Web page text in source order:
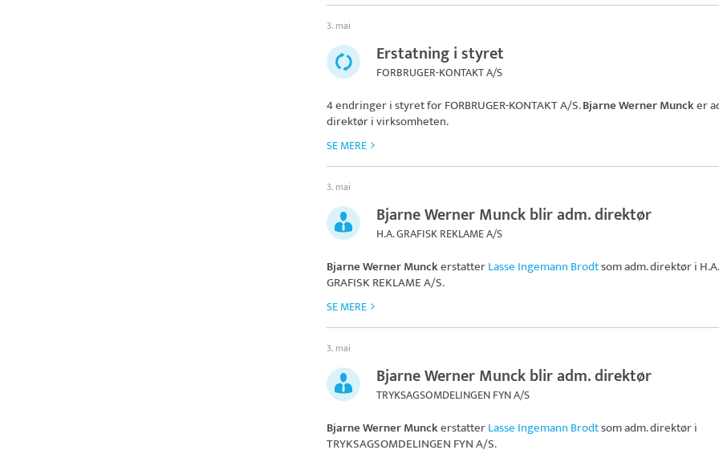
3. mai
Erstatning i styret
FORBRUGER-KONTAKT A/S
4 endringer i styret forFORBRUGER-KONTAKT A/S.Bjarne Werner Muncker
direktør i virksomheten.
SE MERE
3. mai
Bjarne Werner Munck blir adm. direktør
H.A. GRAFISK REKLAME A/S
Bjarne Werner MunckerstatterLasse Ingemann Brodtsom adm. direktør i H.A.
GRAFISK REKLAME A/S.
SE MERE
3. mai
Bjarne Werner Munck blir adm. direktør
TRYKSAGSOMDELINGEN FYN A/S
Bjarne Werner MunckerstatterLasse Ingemann Brodtsom adm. direktør i
TRYKSAGSOMDELINGEN FYN A/S.